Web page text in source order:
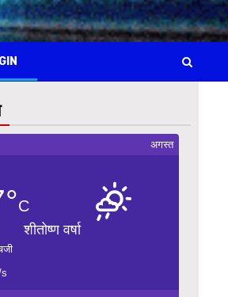
अगस्त
C
शीतोष्ण वर्षा